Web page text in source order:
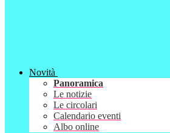
Novità
Panoramica
Le notizie
Le circolari
Calendario eventi
Albo online